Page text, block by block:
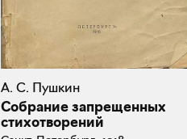
А. С. Пушкин
Собрание запрещенных
стихотворений